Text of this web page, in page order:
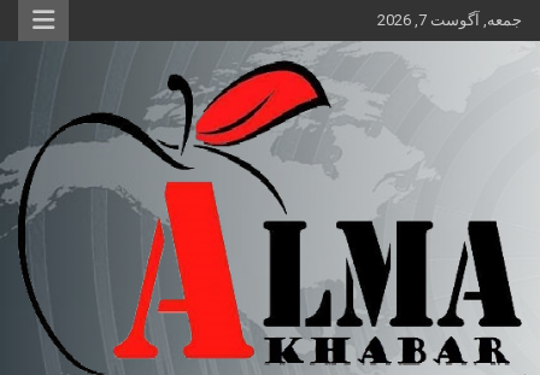
محتوا
جمعه, آگوست 7, 2026